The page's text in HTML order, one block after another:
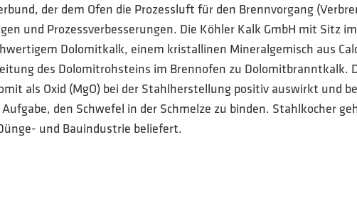
der dem Ofen die Prozessluft für den Brennvorgang
und Prozessverbesserungen. Die Köhler Kalk GmbH mit Sitz
Dolomitkalk, einem kristallinen Mineralgemisch aus
des Dolomitrohsteins im Brennofen zu Dolomitbranntkalk.
als Oxid (MgO) bei der Stahlherstellung positiv auswirkt und
den Schwefel in der Schmelze zu binden. Stahlkocher
und Bauindustrie beliefert.